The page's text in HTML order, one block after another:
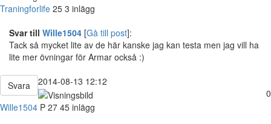
Traningforlife 25 3 inlägg
Svar till Wille1504 [Gå till post]:
Tack så mycket lite av de här kanske jag kan testa men jag vill ha
lite mer övningar för Armar också :)
Svara
2014-08-13 12:12
0
Wille1504 P 27 45 inlägg